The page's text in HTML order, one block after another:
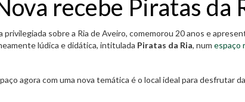
recebe Piratas da
privilegiada sobre a Ria de Aveiro, comemorou 20 anos e
lúdica e didática, intitulada Piratas da Ria, num espaço
agora com uma nova temática é o local ideal para desfrutar